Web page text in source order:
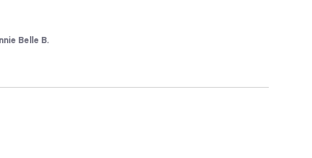
Belle B.